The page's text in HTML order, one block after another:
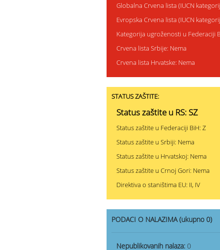
Globalna Crvena lista (IUCN
Evropska Crvena lista (IUCN
Kategorija ugroženosti u Federaciji
Crvena lista Srbije: Nema
Crvena lista Hrvatske: Nema
STATUS ZAŠTITE:
Status zaštite u RS: SZ
Status zaštite u Federaciji BiH: Z
Status zaštite u Srbiji: Nema
Status zaštite u Hrvatskoj: Nema
Status zaštite u Crnoj Gori: Nema
Direktiva o staništima EU: II, IV
PODACI O NALAZIMA (ukupno 0)
Nepublikovanih nalaza: 0